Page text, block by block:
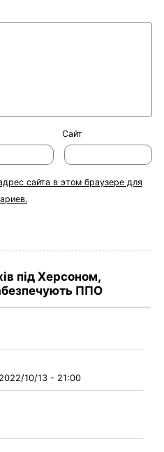
Сайт
сайта в этом браузере для
під Херсоном,
ППО
10/13 - 21:00